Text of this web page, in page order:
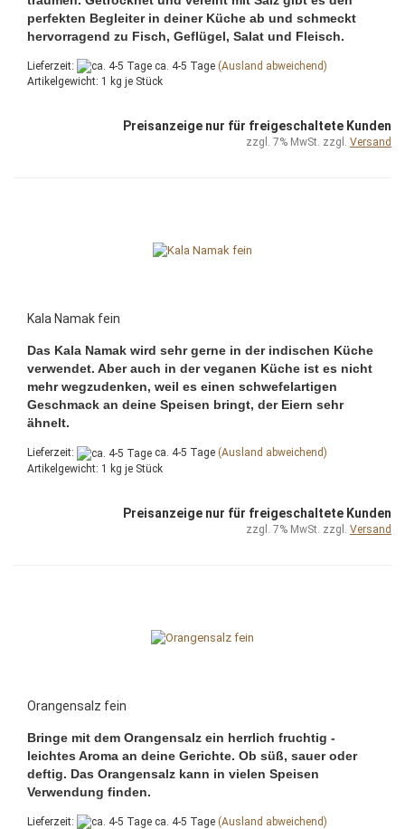
perfekten Begleiter in deiner Küche ab und schmeckt
hervorragend zu Fisch, Geflügel, Salat und Fleisch.
Lieferzeit: ca. 4-5 Tage (Ausland abweichend)
Artikelgewicht: 1 kg je Stück
Preisanzeige nur für freigeschaltete Kunden
zzgl. 7% MwSt. zzgl. Versand
Kala Namak fein
Das Kala Namak wird sehr gerne in der indischen Küche
verwendet. Aber auch in der veganen Küche ist es nicht
mehr wegzudenken, weil es einen schwefelartigen
Geschmack an deine Speisen bringt, der Eiern sehr
ähnelt.
Lieferzeit: ca. 4-5 Tage (Ausland abweichend)
Artikelgewicht: 1 kg je Stück
Preisanzeige nur für freigeschaltete Kunden
zzgl. 7% MwSt. zzgl. Versand
Orangensalz fein
Bringe mit dem Orangensalz ein herrlich fruchtig -
leichtes Aroma an deine Gerichte. Ob süß, sauer oder
deftig. Das Orangensalz kann in vielen Speisen
Verwendung finden.
Lieferzeit: ca. 4-5 Tage (Ausland abweichend)